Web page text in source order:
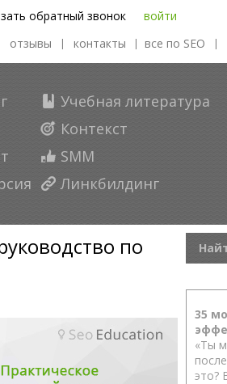
обратный звонок
войти
отзывы контакты все по SEO
Учебная литература
Контекст
SMM
Линкбилдинг
по
копирайтингу
по
35
«Ты
это?